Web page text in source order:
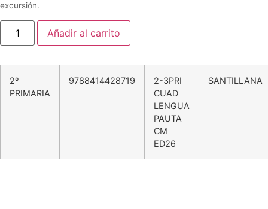
excursión.
Añadir al carrito
2º
PRIMARIA
9788414428719
2-3PRI
CUAD
LENGUA
PAUTA
CM
ED26
SANTILLANA